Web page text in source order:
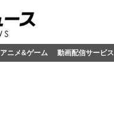
アニメ&ゲーム 動画配信サービス